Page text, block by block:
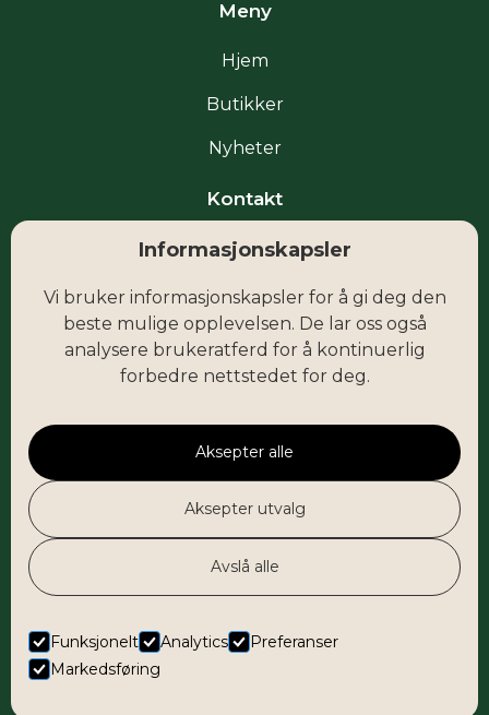
Informasjonskapsler
Vi bruker informasjonskapsler for å gi deg den
beste mulige opplevelsen. De lar oss også
analysere brukeratferd for å kontinuerlig
forbedre nettstedet for deg.
Aksepter alle
Aksepter utvalg
Avslå alle
Funksjonelt Analytics
Preferanser
Markedsføring
Meny
Hjem
Butikker
Nyheter
Kontakt
Facebook
Instagram
post@fokus-butikksenter.no
Fru Natvigs vei 1
1920 Sørumsand
Nettside levert av Horn Media